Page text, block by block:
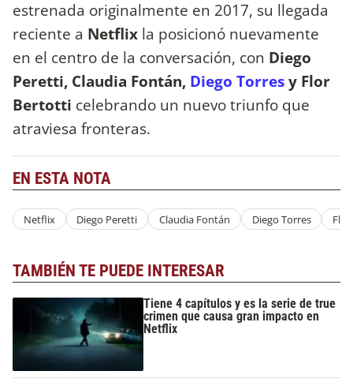
estrenada originalmente en 2017, su llegada
reciente a Netflix la posicionó nuevamente
en el centro de la conversación, con Diego
Peretti, Claudia Fontán, Diego Torresy Flor
Bertotti celebrando un nuevo triunfo que
atraviesa fronteras.
EN ESTA NOTA
Netflix Diego Peretti Claudia Fontán Diego Torres
TAMBIÉN TE PUEDE INTERESAR
Tiene 4 capítulos y es la serie de true
crimen que causa gran impacto en
Netflix